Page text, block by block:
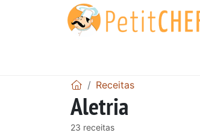
Receitas
Aletria
23 receitas